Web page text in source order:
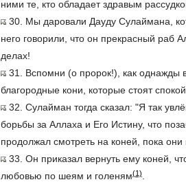
ними те, кто обладает здравым
30. Мы даровали Дауду Сулаймана,
него говорили, что он прекрасный раб
делах!
31. Вспомни (о пророк!), как
благородные кони, которые стоят
32. Сулайман тогда сказал: "Я так
борьбы за Аллаха и Его Истину, что
продолжал смотреть на коней, пока они
33. Он приказал вернуть ему коней,
любовью по шеям и голеням(1)